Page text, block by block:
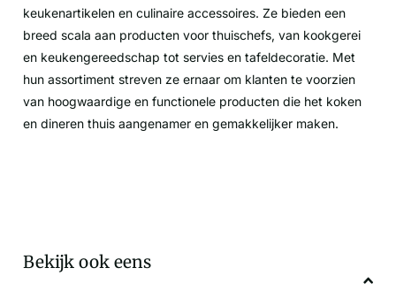
keukenartikelen en culinaire accessoires. Ze bieden een
breed scala aan producten voor thuischefs, van kookgerei
en keukengereedschap tot servies en tafeldecoratie. Met
hun assortiment streven ze ernaar om klanten te voorzien
van hoogwaardige en functionele producten die het koken
en dineren thuis aangenamer en gemakkelijker maken.
Bekijk ook eens